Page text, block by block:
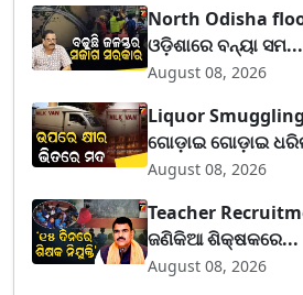
North Odisha
ଓଡ଼ିଶାରେ ବନ୍ୟା ସମ...
August 08, 2026
Liquor
ଗୋଡ଼ାଇ ଗୋଡ଼ାଇ
August 08, 2026
Teacher
ଜଣିକିଆ ଶିକ୍ଷକରେ...
August 08, 2026